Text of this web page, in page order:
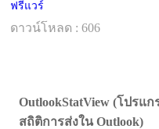
ฟรีแวร์
ดาวน์โหลด : 606
OutlookStatView (โปรแ
สถิติการส่งใน Outlook)